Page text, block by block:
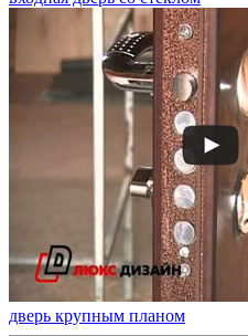
дверь крупным планом